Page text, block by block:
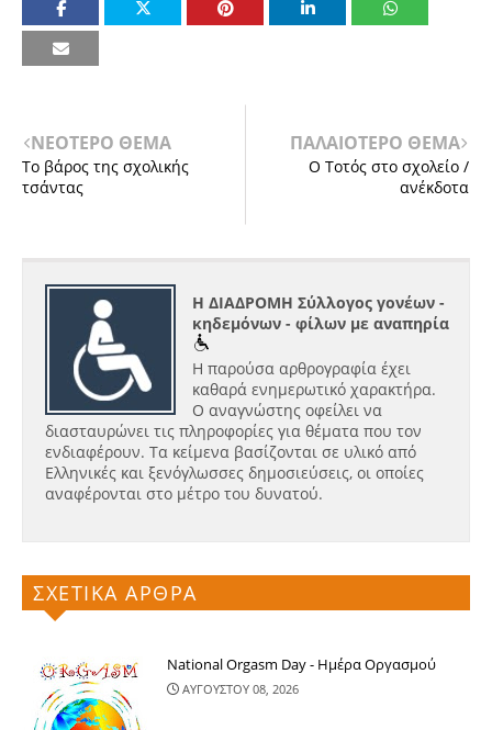
ΝΕΟΤΕΡΟ ΘΕΜΑ
Το βάρος της σχολικής
τσάντας
ΠΑΛΑΙΟΤΕΡΟ ΘΕΜΑ
Ο Τοτός στο σχολείο /
ανέκδοτα
Η ΔΙΑΔΡΟΜΗ Σύλλογος γονέων -
κηδεμόνων - φίλων με αναπηρία
Η παρούσα αρθρογραφία έχει
καθαρά ενημερωτικό χαρακτήρα.
Ο αναγνώστης οφείλει να
διασταυρώνει τις πληροφορίες για θέματα που τον
ενδιαφέρουν. Τα κείμενα βασίζονται σε υλικό από
Ελληνικές και ξενόγλωσσες δημοσιεύσεις, οι οποίες
αναφέρονται στο μέτρο του δυνατού.
ΣΧΕΤΙΚΑ ΑΡΘΡΑ
National Orgasm Day - Ημέρα Oργασμού
ΑΥΓΟΥΣΤΟΥ 08, 2026